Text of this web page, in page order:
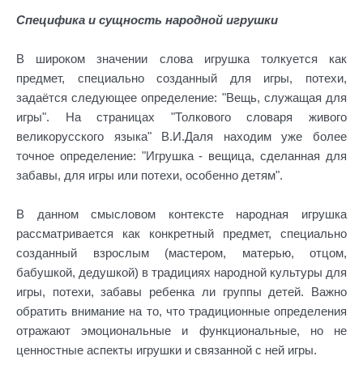
Специфика и сущность народной игрушки
В широком значении слова игрушка толкуется как
предмет, специально созданный для игры, потехи,
задаётся следующее определение: "Вещь, служащая для
игры". На страницах "Толкового словаря живого
великорусского языка" В.И.Даля находим уже более
точное определение: "Игрушка - вещица, сделанная для
забавы, для игры или потехи, особенно детям".
В данном смысловом контексте народная игрушка
рассматривается как конкретный предмет, специально
созданный взрослым (мастером, матерью, отцом,
бабушкой, дедушкой) в традициях народной культуры для
игры, потехи, забавы ребенка ли группы детей. Важно
обратить внимание на то, что традиционные определения
отражают эмоциональные и функциональные, но не
ценностные аспекты игрушки и связанной с ней игры.